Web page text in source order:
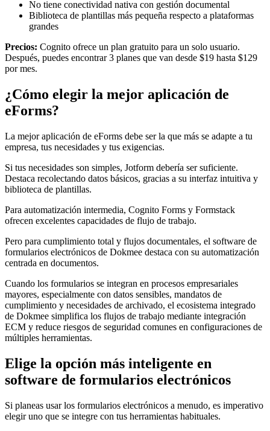
No tiene conectividad nativa con gestión documental
Biblioteca de plantillas más pequeña respecto a plataformas
grandes
Precios: Cognito ofrece un plan gratuito para un solo usuario.
Después, puedes encontrar 3 planes que van desde $19 hasta $129
por mes.
¿Cómo elegir la mejor aplicación de
eForms?
La mejor aplicación de eForms debe ser la que más se adapte a tu
empresa, tus necesidades y tus exigencias.
Si tus necesidades son simples, Jotform debería ser suficiente.
Destaca recolectando datos básicos, gracias a su interfaz intuitiva y
biblioteca de plantillas.
Para automatización intermedia, Cognito Forms y Formstack
ofrecen excelentes capacidades de flujo de trabajo.
Pero para cumplimiento total y flujos documentales, el software de
formularios electrónicos de Dokmee destaca con su automatización
centrada en documentos.
Cuando los formularios se integran en procesos empresariales
mayores, especialmente con datos sensibles, mandatos de
cumplimiento y necesidades de archivado, el ecosistema integrado
de Dokmee simplifica los flujos de trabajo mediante integración
ECM y reduce riesgos de seguridad comunes en configuraciones de
múltiples herramientas.
Elige la opción más inteligente en
software de formularios electrónicos
Si planeas usar los formularios electrónicos a menudo, es imperativo
elegir uno que se integre con tus herramientas habituales.